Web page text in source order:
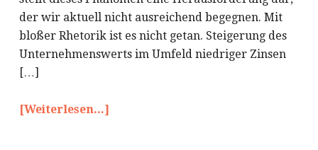
der wir aktuell nicht ausreichend begegnen. Mit
bloßer Rhetorik ist es nicht getan. Steigerung des
Unternehmenswerts im Umfeld niedriger Zinsen
[…]
[Weiterlesen...]